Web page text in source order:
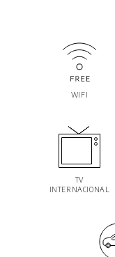
WIFI
TV
INTERNACIONAL